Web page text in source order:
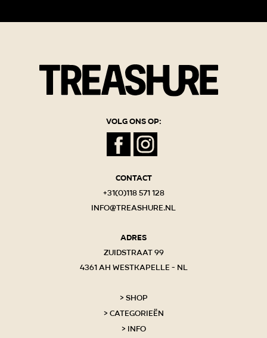
Volg ons op:
Contact
+31(0)118 571 128
info@treashure.nl
Adres
Zuidstraat 99
4361 AH Westkapelle - NL
Shop
Categorieën
Info